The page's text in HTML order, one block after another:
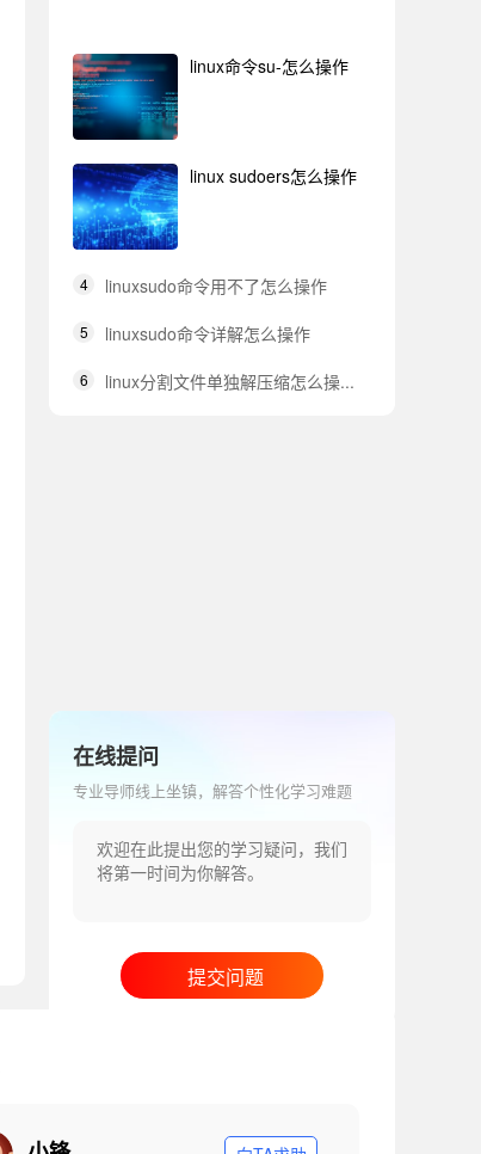
linux命令su-怎么操作
linux sudoers怎么操作
4 linuxsudo命令用不了怎么操作
5 linuxsudo命令详解怎么操作
6 linux分割文件单独解压缩怎么操...
在线提问
专业导师线上坐镇，解答个性化学习难题
提交问题